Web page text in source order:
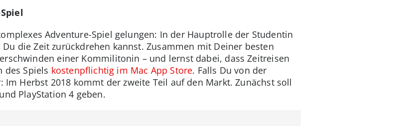
Adventure-Spiel gelungen: In der Hauptrolle der Studentin
die Zeit zurückdrehen kannst. Zusammen mit Deiner besten
einer Kommilitonin – und lernst dabei, dass Zeitreisen
des Spiels kostenpflichtig im Mac App Store. Falls Du von der
Herbst 2018 kommt der zweite Teil auf den Markt. Zunächst soll
PlayStation 4 geben.